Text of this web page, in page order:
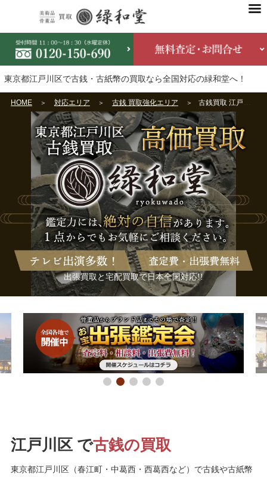
東京都江戸川区で古銭・古紙幣の買取なら全国対応の緑和堂へ！
HOME 対応エリア 古銭 買取強化エリア 古銭買取 江戸川区
出張買取と宅配買取で日本全国対応!!
江戸川区 で古銭の買取
東京都江戸川区（春江町・中葛西・西葛西など）で古銭や古紙幣